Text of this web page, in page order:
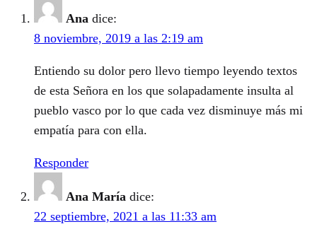
Ana dice:
8 noviembre, 2019 a las 2:19 am
Entiendo su dolor pero llevo tiempo leyendo textos
de esta Señora en los que solapadamente insulta al
pueblo vasco por lo que cada vez disminuye más mi
empatía para con ella.
Responder
Ana María dice:
22 septiembre, 2021 a las 11:33 am